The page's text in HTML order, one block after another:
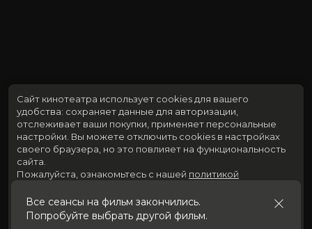
Все сеансы на фильм закончились.
Попробуйте выбрать другой фильм.
Сайт кинотеатра использует cookies для вашего
удобства: сохраняет данные для авторизации,
отслеживает ваши покупки, применяет персональные
настройки. Вы можете отключить cookies в настройках
своего браузера, но это повлияет на функциональность
сайта.
Пожалуйста, ознакомьтесь с нашей политикой
Принять